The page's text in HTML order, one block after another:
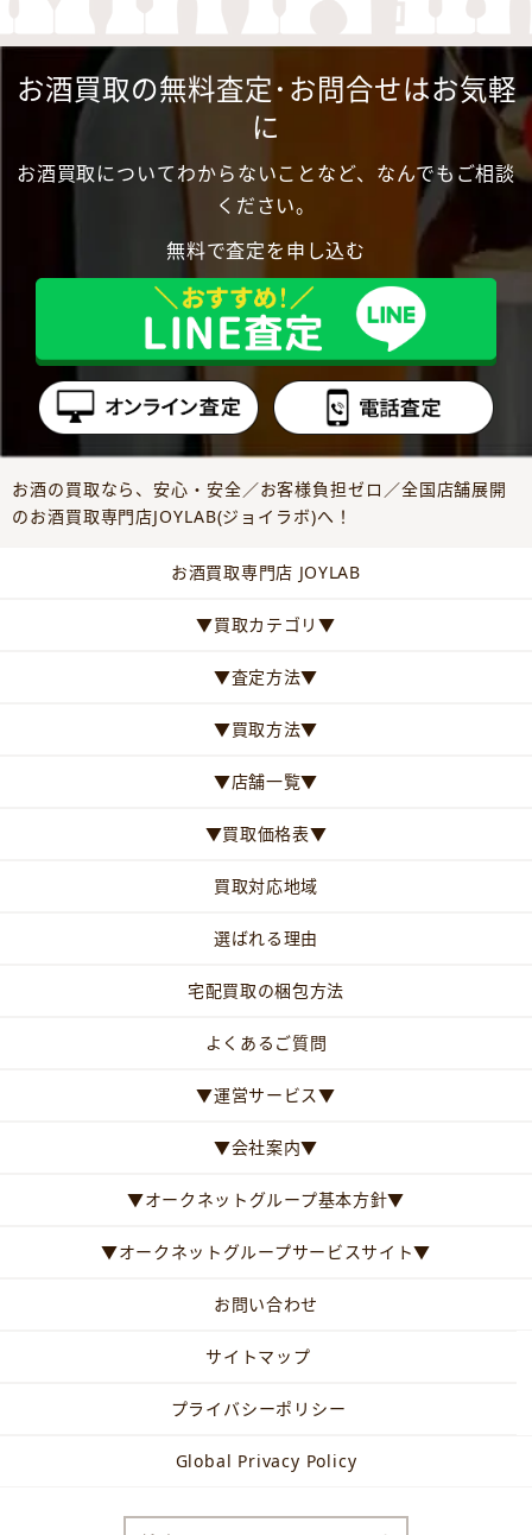
お酒買取の無料査定･お問合せはお気軽
に
お酒買取についてわからないことなど、なんでもご相談
ください。
無料で査定を申し込む
お酒の買取なら、安心・安全／お客様負担ゼロ／全国店舗展開
のお酒買取専門店JOYLAB(ジョイラボ)へ！
お酒買取専門店 JOYLAB
▼買取カテゴリ▼
▼査定方法▼
▼買取方法▼
▼店舗一覧▼
▼買取価格表▼
買取対応地域
選ばれる理由
宅配買取の梱包方法
よくあるご質問
▼運営サービス▼
▼会社案内▼
▼オークネットグループ基本方針▼
▼オークネットグループサービスサイト▼
お問い合わせ
サイトマップ
プライバシーポリシー
Global Privacy Policy